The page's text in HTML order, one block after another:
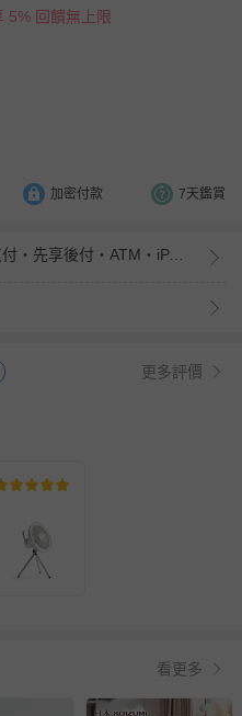
5% 回饋無上限
加密付款 7天鑑賞
信用卡・LINE Pay・街口支付・先享後付・ATM・iPASS MONEY
更多評價
看更多